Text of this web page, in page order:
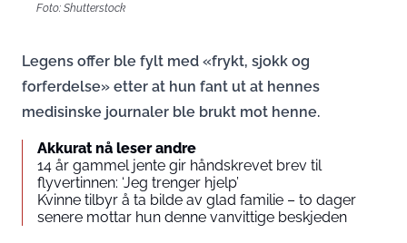
Foto: Shutterstock
Legens offer ble fylt med «frykt, sjokk og
forferdelse» etter at hun fant ut at hennes
medisinske journaler ble brukt mot henne.
Akkurat nå leser andre
14 år gammel jente gir håndskrevet brev til
flyvertinnen: ‘Jeg trenger hjelp’
Kvinne tilbyr å ta bilde av glad familie – to dager
senere mottar hun denne vanvittige beskjeden